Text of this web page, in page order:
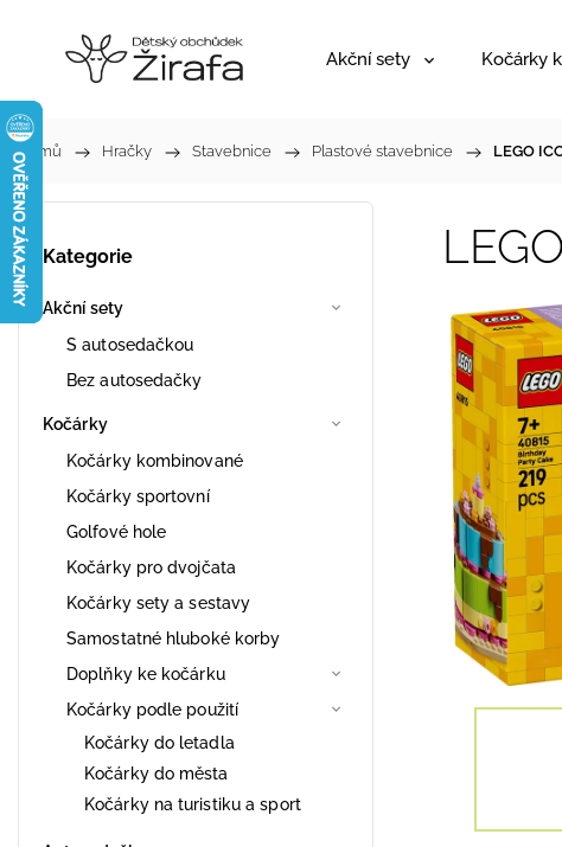
Akční sety Kočárky
Domů / Hračky / Stavebnice / Plastové stavebnice / LEGO
Kategorie
Akční sety
S autosedačkou
Bez autosedačky
Kočárky
Kočárky kombinované
Kočárky sportovní
Golfové hole
Kočárky pro dvojčata
Kočárky sety a sestavy
Samostatné hluboké korby
Doplňky ke kočárku
Kočárky podle použití
Kočárky do letadla
Kočárky do města
Kočárky na turistiku a sport